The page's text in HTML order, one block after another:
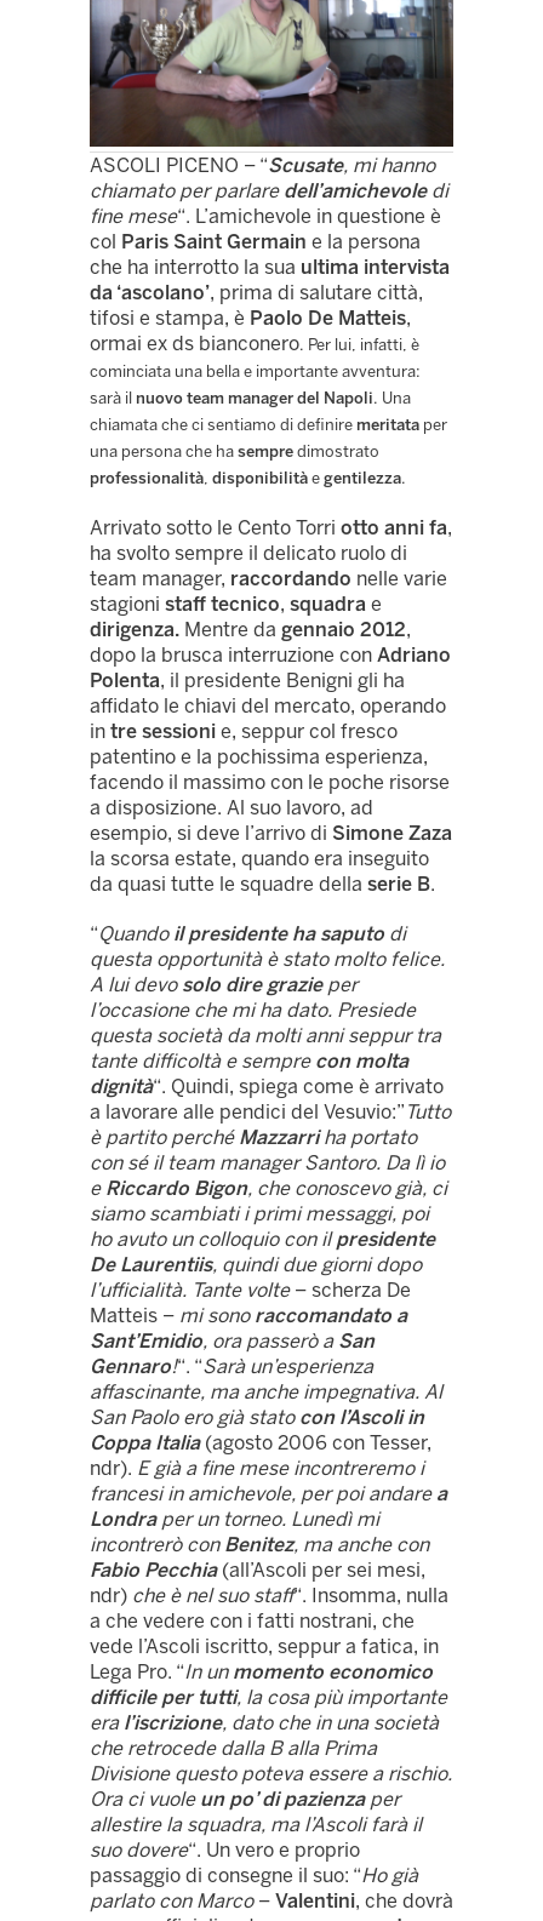
ASCOLI PICENO – “Scusate, mi hanno
chiamato per parlare dell’amichevoledi
fine mese“. L’amichevole in questione è
col Paris Saint Germain e la persona
che ha interrotto la sua ultima intervista
da ‘ascolano’, prima di salutare città,
tifosi e stampa, è Paolo De Matteis,
ormai ex ds bianconero. Per lui, infatti, è
cominciata una bella e importante avventura:
sarà il nuovo team manager del Napoli. Una
chiamata che ci sentiamo di definire meritata per
una persona che ha sempre dimostrato
professionalità, disponibilità e gentilezza.
Arrivato sotto le Cento Torri otto anni fa,
ha svolto sempre il delicato ruolo di
team manager, raccordando nelle varie
stagioni staff tecnico, squadra e
dirigenza. Mentre da gennaio 2012,
dopo la brusca interruzione con Adriano
Polenta, il presidente Benigni gli ha
affidato le chiavi del mercato, operando
in tre sessioni e, seppur col fresco
patentino e la pochissima esperienza,
facendo il massimo con le poche risorse
a disposizione. Al suo lavoro, ad
esempio, si deve l’arrivo di Simone Zaza
la scorsa estate, quando era inseguito
da quasi tutte le squadre della serie B.
“Quandoil presidente ha saputo di
questa opportunità è stato molto felice.
A lui devo solo dire grazieper
l’occasione che mi ha dato. Presiede
questa società da molti anni seppur tra
tante difficoltà e sempre con molta
dignità“. Quindi, spiega come è arrivato
a lavorare alle pendici del Vesuvio:” Tutto
è partito perché Mazzarriha portato
con sé il team manager Santoro. Da lì io
e Riccardo Bigon, che conoscevo già, ci
siamo scambiati i primi messaggi, poi
ho avuto un colloquio con ilpresidente
De Laurentiis, quindi due giorni dopo
l’ufficialità. Tante volte– scherza De
Matteis – mi sono raccomandato a
Sant’Emidio, ora passerò a San
Gennaro!“. “Sarà un’esperienza
affascinante, ma anche impegnativa. Al
San Paolo ero già statocon l’Ascoli in
Coppa Italia(agosto 2006 con Tesser,
ndr). E già a fine mese incontreremo i
francesi in amichevole, per poi andarea
Londraper un torneo. Lunedì mi
incontrerò con Benitez, ma anche con
Fabio Pecchia(all’Ascoli per sei mesi,
ndr) che è nel suo staff“. Insomma, nulla
a che vedere con i fatti nostrani, che
vede l’Ascoli iscritto, seppur a fatica, in
Lega Pro. “In un momento economico
difficile per tutti, la cosa più importante
era l’iscrizione, dato che in una società
che retrocede dalla B alla Prima
Divisione questo poteva essere a rischio.
Ora ci vuole un po’ di pazienzaper
allestire la squadra, ma l’Ascoli farà il
suo dovere“. Un vero e proprio
passaggio di consegne il suo: “Ho già
parlato con Marco– Valentini, che dovrà